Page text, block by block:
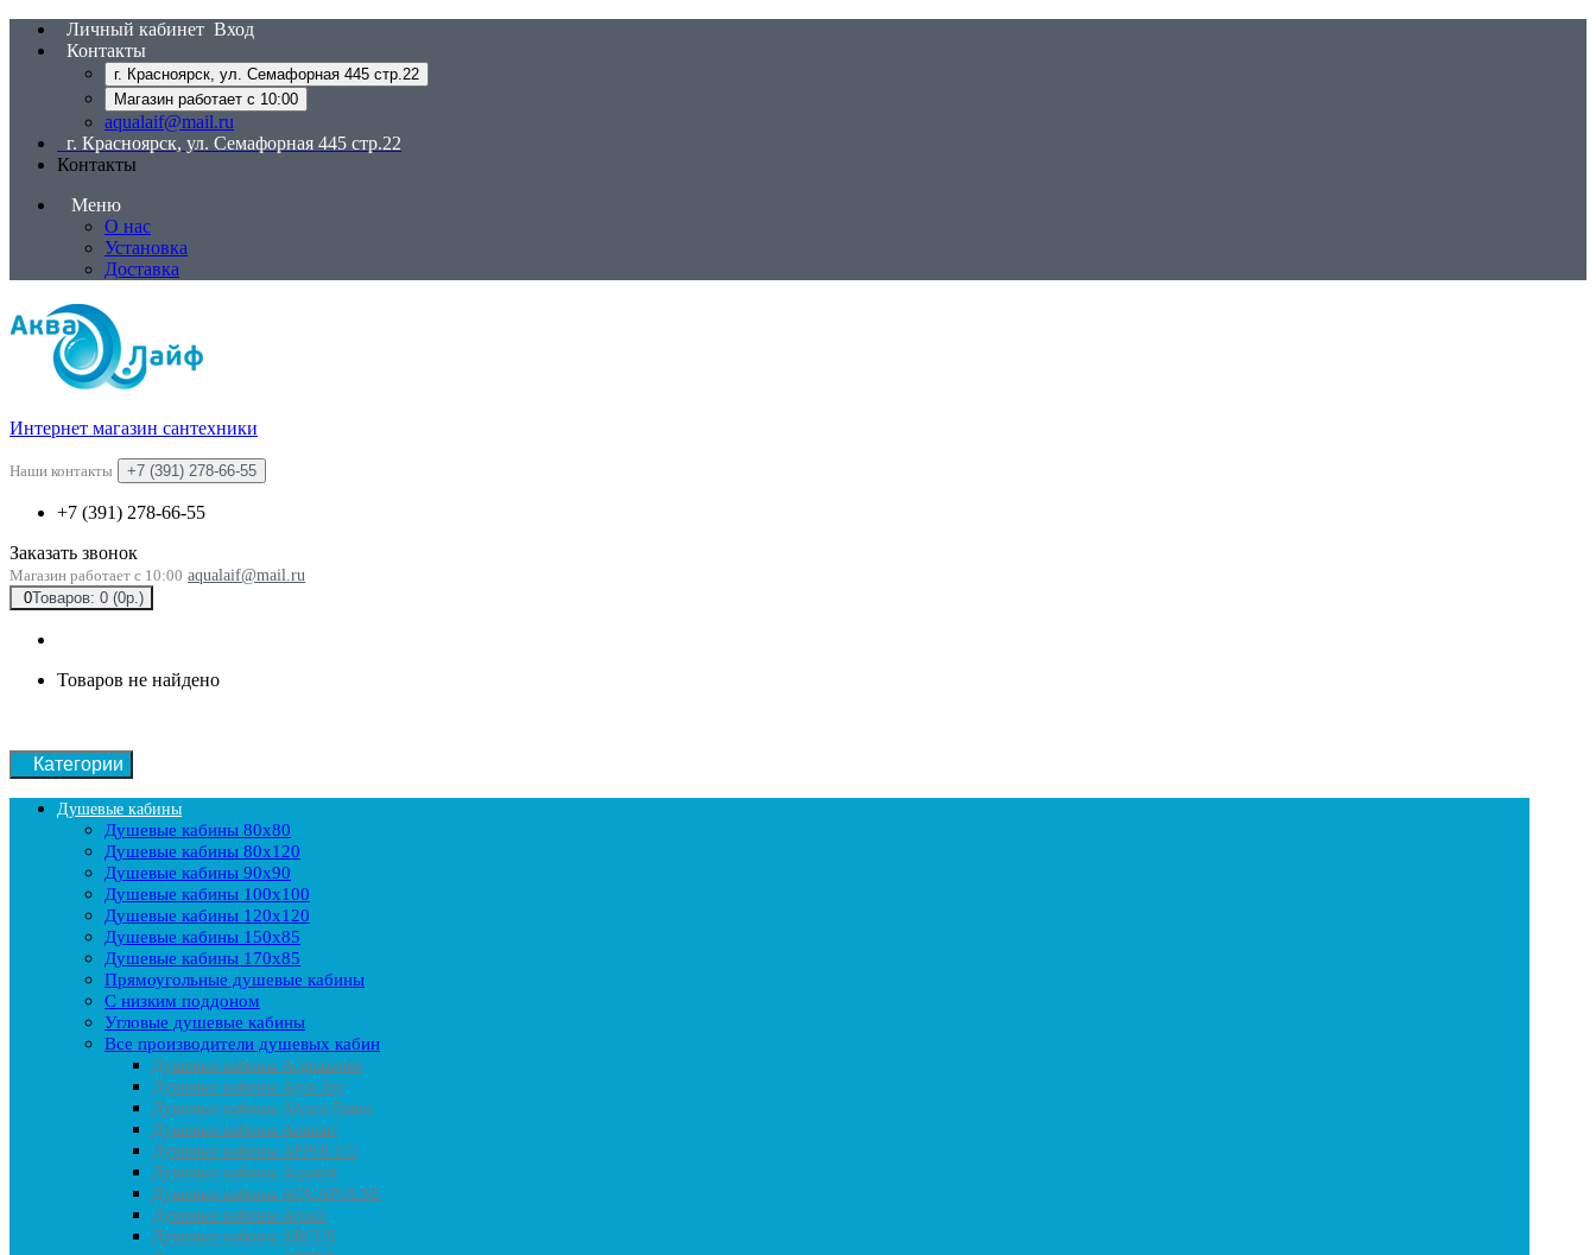
Личный кабинет Вход
Контакты
г. Красноярск, ул. Семафорная 445 стр.22
Магазин работает с 10:00
aqualaif@mail.ru
г. Красноярск, ул. Семафорная 445 стр.22
Контакты
Меню
О нас
Установка
Доставка
Интернет магазин сантехники
Наши контакты +7 (391) 278-66-55
+7 (391) 278-66-55
Заказать звонок
Магазин работает с 10:00 aqualaif@mail.ru
0Товаров: 0 (0р.)
Товаров не найдено
Категории
Душевые кабины
Душевые кабины 80x80
Душевые кабины 80x120
Душевые кабины 90х90
Душевые кабины 100x100
Душевые кабины 120x120
Душевые кабины 150x85
Душевые кабины 170x85
Прямоугольные душевые кабины
С низким поддоном
Угловые душевые кабины
Все производители душевых кабин
Душевые кабины Acguazzone
Душевые кабины Agua Joy
Душевые кабины Alvaro Banos
Душевые кабины Ammari
Душевые кабины APPOLLO
Душевые кабины Aquanet
Душевые кабины AQUAPULSE
Душевые кабины AquaZ
Душевые кабины ARCUS